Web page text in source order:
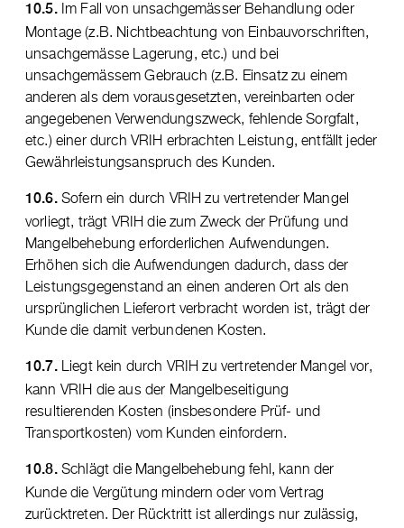
10.5.Im Fall von unsachgemässer Behandlung oder
Montage (z.B. Nichtbeachtung von Einbauvorschriften,
unsachgemässe Lagerung, etc.) und bei
unsachgemässem Gebrauch (z.B. Einsatz zu einem
anderen als dem vorausgesetzten, vereinbarten oder
angegebenen Verwendungszweck, fehlende Sorgfalt,
etc.) einer durch VRIH erbrachten Leistung, entfällt jeder
Gewährleistungsanspruch des Kunden.
10.6.Sofern ein durch VRIH zu vertretender Mangel
vorliegt, trägt VRIH die zum Zweck der Prüfung und
Mangelbehebung erforderlichen Aufwendungen.
Erhöhen sich die Aufwendungen dadurch, dass der
Leistungsgegenstand an einen anderen Ort als den
ursprünglichen Lieferort verbracht worden ist, trägt der
Kunde die damit verbundenen Kosten.
10.7.Liegt kein durch VRIH zu vertretender Mangel vor,
kann VRIH die aus der Mangelbeseitigung
resultierenden Kosten (insbesondere Prüf- und
Transportkosten) vom Kunden einfordern.
10.8.Schlägt die Mangelbehebung fehl, kann der
Kunde die Vergütung mindern oder vom Vertrag
zurücktreten. Der Rücktritt ist allerdings nur zulässig,